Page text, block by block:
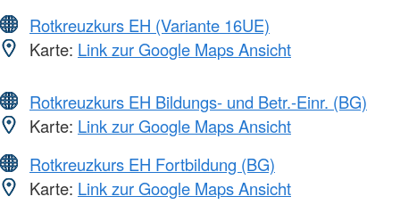
Rotkreuzkurs EH (Variante 16UE)
Karte: Link zur Google Maps Ansicht
Rotkreuzkurs EH Bildungs- und Betr.-Einr. (BG)
Karte: Link zur Google Maps Ansicht
Rotkreuzkurs EH Fortbildung (BG)
Karte: Link zur Google Maps Ansicht